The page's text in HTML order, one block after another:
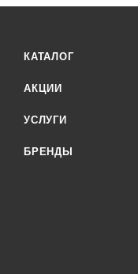
КАТАЛОГ
АКЦИИ
УСЛУГИ
БРЕНДЫ